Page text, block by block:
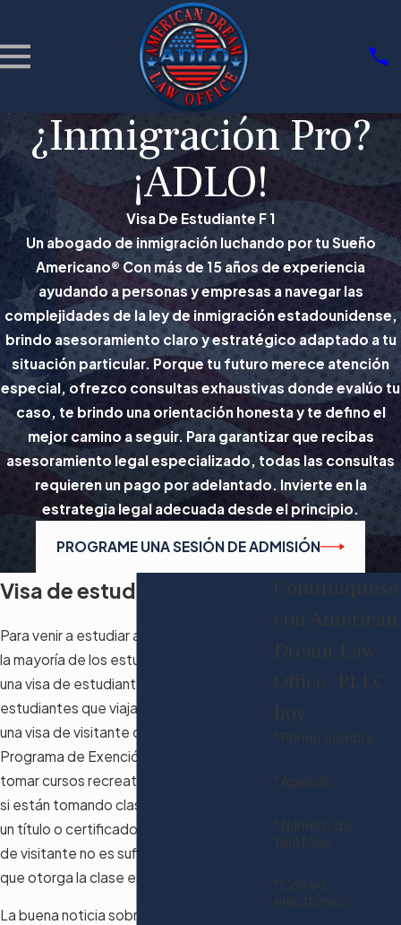
¿Inmigración Pro?
¡ADLO!
Visa De Estudiante F 1
Un abogado de inmigración luchando por tu Sueño
Americano® Con más de 15 años de experiencia
ayudando a personas y empresas a navegar las
complejidades de la ley de inmigración estadounidense,
brindo asesoramiento claro y estratégico adaptado a tu
situación particular. Porque tu futuro merece atención
especial, ofrezco consultas exhaustivas donde evalúo tu
caso, te brindo una orientación honesta y te defino el
mejor camino a seguir. Para garantizar que recibas
asesoramiento legal especializado, todas las consultas
requieren un pago por adelantado. Invierte en la
estrategia legal adecuada desde el principio.
PROGRAME UNA SESIÓN DE ADMISIÓN
Visa de estudiante F-1
Para venir a estudiar a los Estados Unidos,
la mayoría de los estudiantes necesitan
una visa de estudiante F-1. Los
estudiantes que viajan a los EE. UU. con
una visa de visitante o a través del
Programa de Exención de Visas pueden
tomar cursos recreativos sin crédito, pero
si están tomando clases que conducen a
un título o certificado académico, una visa
de visitante no es suficiente, incluso si el
que otorga la clase es breve.
La buena noticia sobre la obtención de
Comuníquese
con American
Dream Law
Office, PLLC
hoy
*Primer nombre
*Apellido
*Número de
teléfono
*Correo
electrónico